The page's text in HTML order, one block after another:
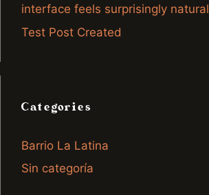
interface feels surprisingly natural
Test Post Created
Categories
Barrio La Latina
Sin categoría